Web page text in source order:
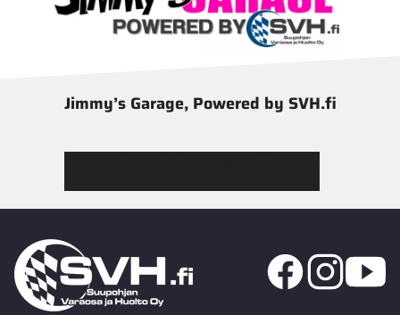
Jimmy’s Garage, Powered by SVH.fi